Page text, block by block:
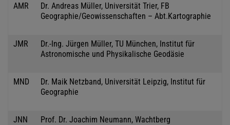
AMR
Dr. Andreas Müller, Universität Trier, FB
Geographie/Geowissenschaften – Abt.Kartographie
JMR
Dr.-Ing. Jürgen Müller, TU München, Institut für
Astronomische und Physikalische Geodäsie
MND
Dr. Maik Netzband, Universität Leipzig, Institut für
Geographie
JNN Prof. Dr. Joachim Neumann, Wachtberg